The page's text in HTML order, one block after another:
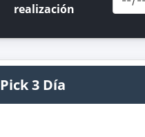
realización
Pick 3 Día